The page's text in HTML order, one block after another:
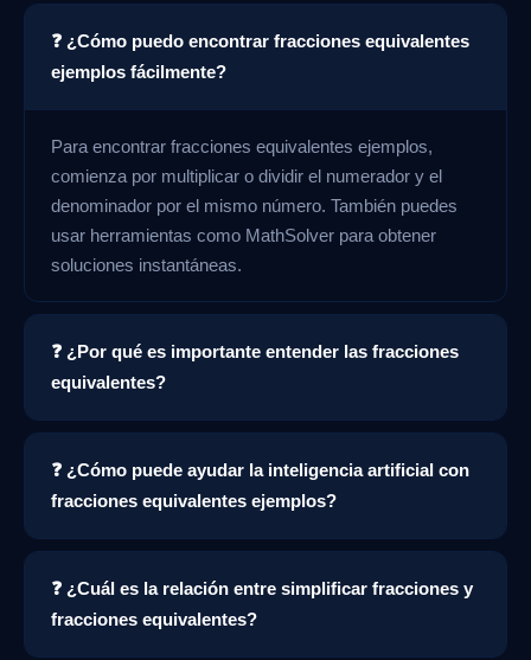
❓ ¿Cómo puedo encontrar fracciones equivalentes
ejemplos fácilmente?
Para encontrar fracciones equivalentes ejemplos,
comienza por multiplicar o dividir el numerador y el
denominador por el mismo número. También puedes
usar herramientas como MathSolver para obtener
soluciones instantáneas.
❓ ¿Por qué es importante entender las fracciones
equivalentes?
❓ ¿Cómo puede ayudar la inteligencia artificial con
fracciones equivalentes ejemplos?
❓ ¿Cuál es la relación entre simplificar fracciones y
fracciones equivalentes?